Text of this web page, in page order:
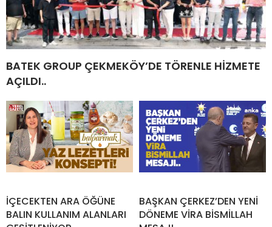
BATEK GROUP ÇEKMEKÖY’DE TÖRENLE HİZMETE
AÇILDI..
İÇECEKTEN ARA ÖĞÜNE
BALIN KULLANIM ALANLARI
BAŞKAN ÇERKEZ’DEN YENİ
DÖNEME VİRA BİSMİLLAH